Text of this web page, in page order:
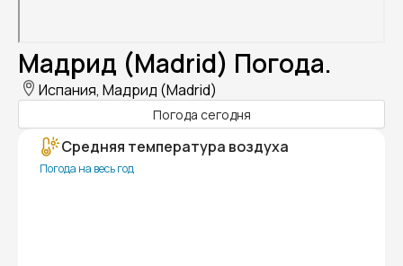
Мадрид (Madrid) Погода.
Испания, Мадрид (Madrid)
Погода сегодня
Средняя температура воздуха
Погода на весь год